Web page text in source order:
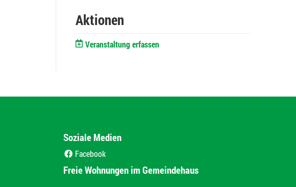
Aktionen
Veranstaltung erfassen
Soziale Medien
Facebook
Freie Wohnungen im Gemeindehaus